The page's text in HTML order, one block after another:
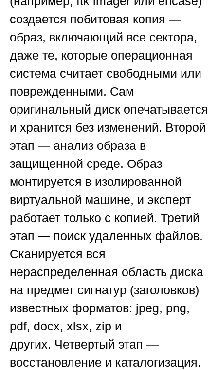
создается побитовая копия —
образ, включающий все сектора,
даже те, которые операционная
система считает свободными или
поврежденными. Сам
оригинальный диск опечатывается
и хранится без изменений. Второй
этап — анализ образа в
защищенной среде. Образ
монтируется в изолированной
виртуальной машине, и эксперт
работает только с копией. Третий
этап — поиск удаленных файлов.
Сканируется вся
нераспределенная область диска
на предмет сигнатур (заголовков)
известных форматов: jpeg, png,
pdf, docx, xlsx, zip и
других. Четвертый этап —
восстановление и каталогизация.